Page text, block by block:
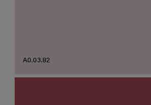
A0.03.82